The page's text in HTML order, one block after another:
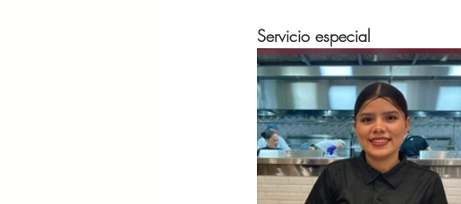
Servicio especial